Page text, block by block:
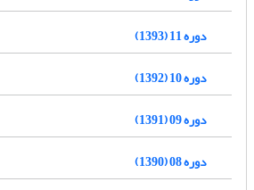
دوره 11 (1393)
دوره 10 (1392)
دوره 09 (1391)
دوره 08 (1390)